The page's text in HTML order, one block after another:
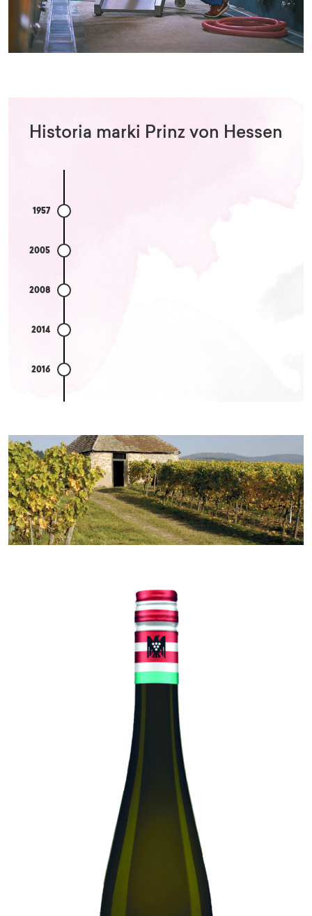
Historia marki Prinz von Hessen
1957
2005
2008
2014
2016